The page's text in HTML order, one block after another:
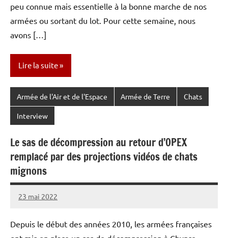
peu connue mais essentielle à la bonne marche de nos
armées ou sortant du lot. Pour cette semaine, nous
avons […]
Lire la suite
Armée de l'Air et de l'Espace Armée de Terre Chats
Interview
Le sas de décompression au retour d’OPEX
remplacé par des projections vidéos de chats
mignons
23 mai 2022
Caporal
Aucun
Depuis le début des années 2010, les armées françaises